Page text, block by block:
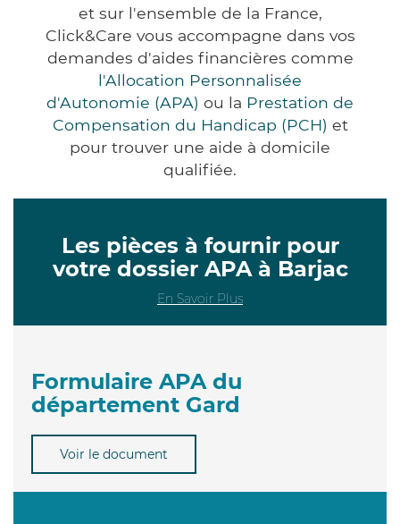
et sur l'ensemble de la France,
Click&Care vous accompagne dans vos
demandes d'aides financières comme
l'Allocation Personnalisée
d'Autonomie (APA) ou la Prestation de
Compensation du Handicap (PCH) et
pour trouver une aide à domicile
qualifiée.
Les pièces à fournir pour
votre dossier APA à Barjac
En Savoir Plus
Formulaire APA du
département Gard
Voir le document